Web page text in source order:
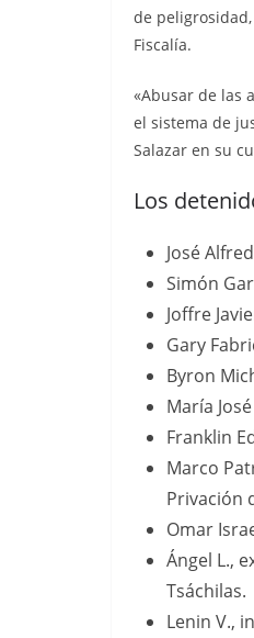
de
Fiscalía.
«Abusar de las
el sistema de
Salazar en su
Los
José
Simón
Joffre
Gary
Byron
María
Franklin
Marco
Privación
Omar
Ángel L.,
Tsáchilas.
Lenin V.,